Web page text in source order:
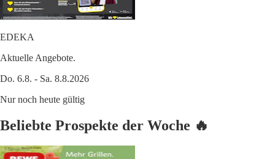
EDEKA
Aktuelle Angebote.
Do. 6.8. - Sa. 8.8.2026
Nur noch heute gültig
Beliebte Prospekte der Woche 🔥